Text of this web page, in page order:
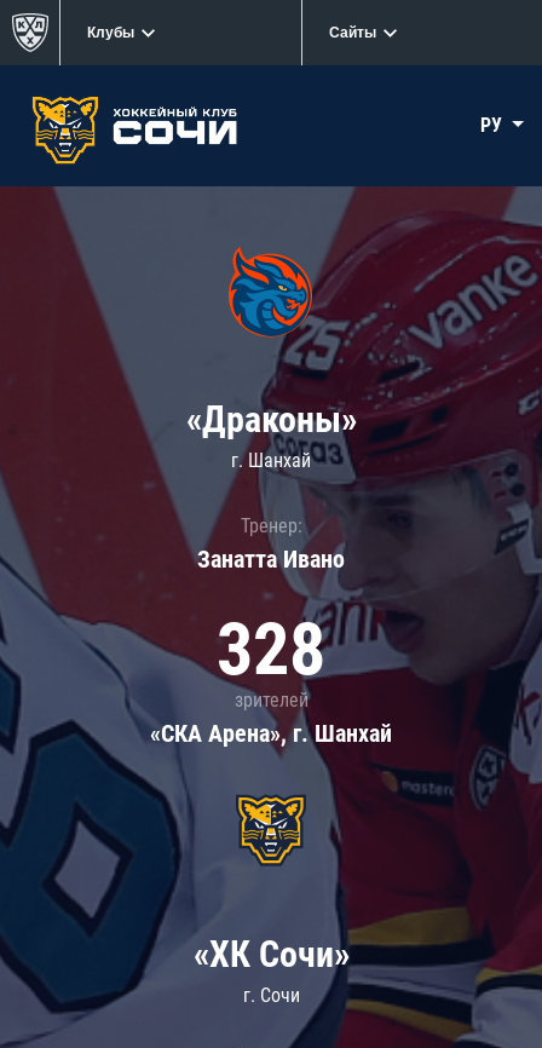
Клубы Сайты
РУ
«Драконы»
г. Шанхай
Тренер:
Занатта Иванo
328
зрителей
«СКА Арена», г. Шанхай
«ХК Сочи»
г. Сочи